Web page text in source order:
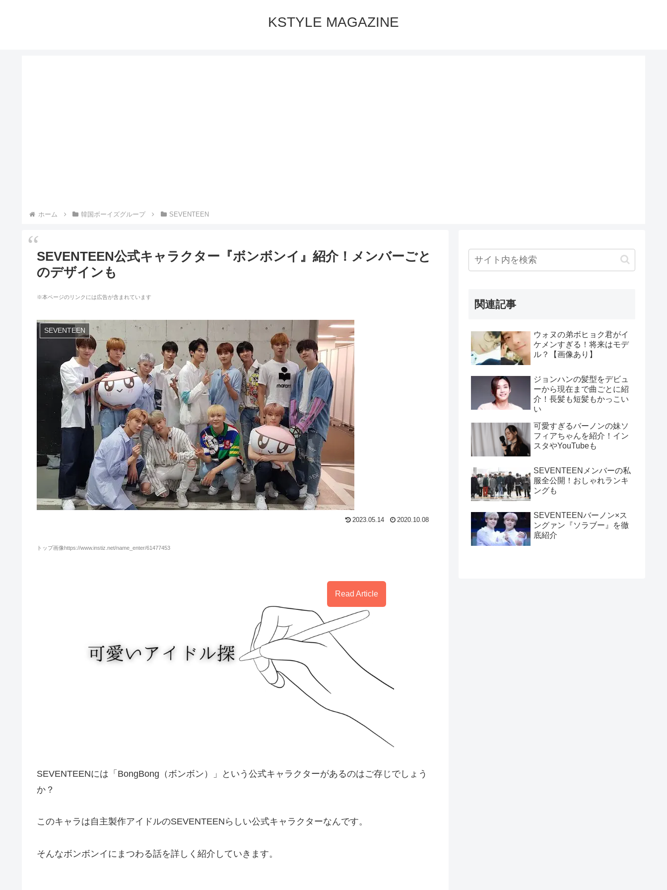
KSTYLE MAGAZINE
ホーム 韓国ボーイズグループ SEVENTEEN
SEVENTEEN公式キャラクター『ボンボンイ』紹介！メンバーごと
のデザインも
※本ページのリンクには広告が含まれています
SEVENTEEN
2023.05.14 2020.10.08
トップ画像https://www.instiz.net/name_enter/61477453
Read Article
SEVENTEENには「BongBong（ボンボン）」という公式キャラクターがあるのはご存じでしょう
か？
このキャラは自主製作アイドルのSEVENTEENらしい公式キャラクターなんです。
そんなボンボンイにまつわる話を詳しく紹介していきます。
関連記事
ウォヌの弟ボヒョク君がイ
ケメンすぎる！将来はモデ
ル？【画像あり】
ジョンハンの髪型をデビュ
ーから現在まで曲ごとに紹
介！長髪も短髪もかっこい
い
可愛すぎるバーノンの妹ソ
フィアちゃんを紹介！イン
スタやYouTubeも
SEVENTEENメンバーの私
服全公開！おしゃれランキ
ングも
SEVENTEENバーノン×ス
ングァン『ソラブー』を徹
底紹介